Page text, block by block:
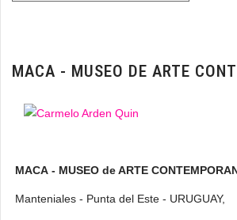
MACA - MUSEO DE ARTE
MACA - MUSEO de ARTE
Manteniales - Punta del Este - URUGUAY,